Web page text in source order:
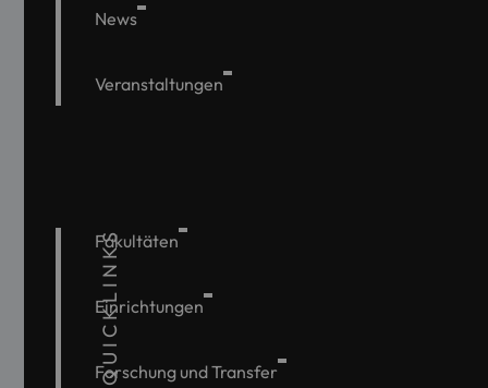
News
Veranstaltungen
QUICKLINKS
Fakultäten
Einrichtungen
Forschung und Transfer